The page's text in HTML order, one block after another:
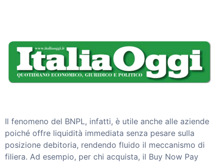
Soluzioni
Invoice Trading
Smart Reverse
Partnership
Contattaci
ACCEDI
Il fenomeno del BNPL, infatti, è utile anche alle aziende
poiché offre liquidità immediata senza pesare sulla
posizione debitoria, rendendo fluido il meccanismo di
filiera. Ad esempio, per chi acquista, il Buy Now Pay